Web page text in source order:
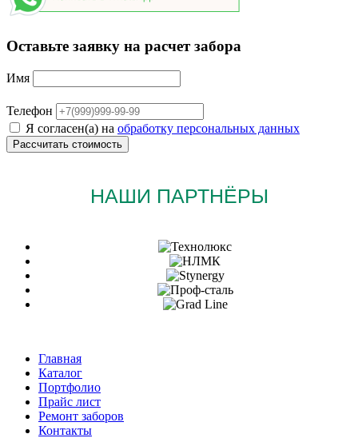
Оставьте заявку на расчет забора
Имя
Телефон
Я согласен(а) на обработку персональных данных
НАШИ ПАРТНЁРЫ
Главная
Каталог
Портфолио
Прайс лист
Ремонт заборов
Контакты